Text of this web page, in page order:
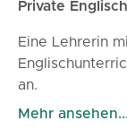
Private
Eine Lehrerin
an.
Ich bereite
Mehr ansehen...